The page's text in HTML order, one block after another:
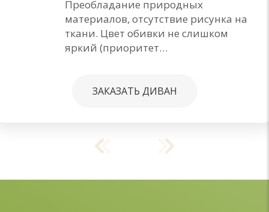
Преобладание природных
материалов, отсутствие рисунка на
ткани. Цвет обивки не слишком
яркий (приоритет…
ЗАКАЗАТЬ ДИВАН